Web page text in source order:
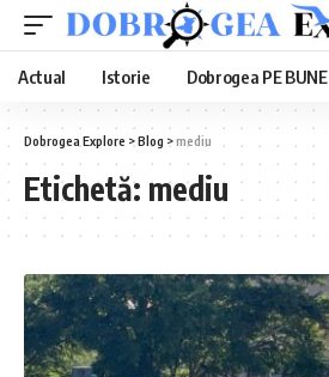
Actual Istorie Dobrogea PE BUNE
Dobrogea Explore >Blog >mediu
Etichetă: mediu